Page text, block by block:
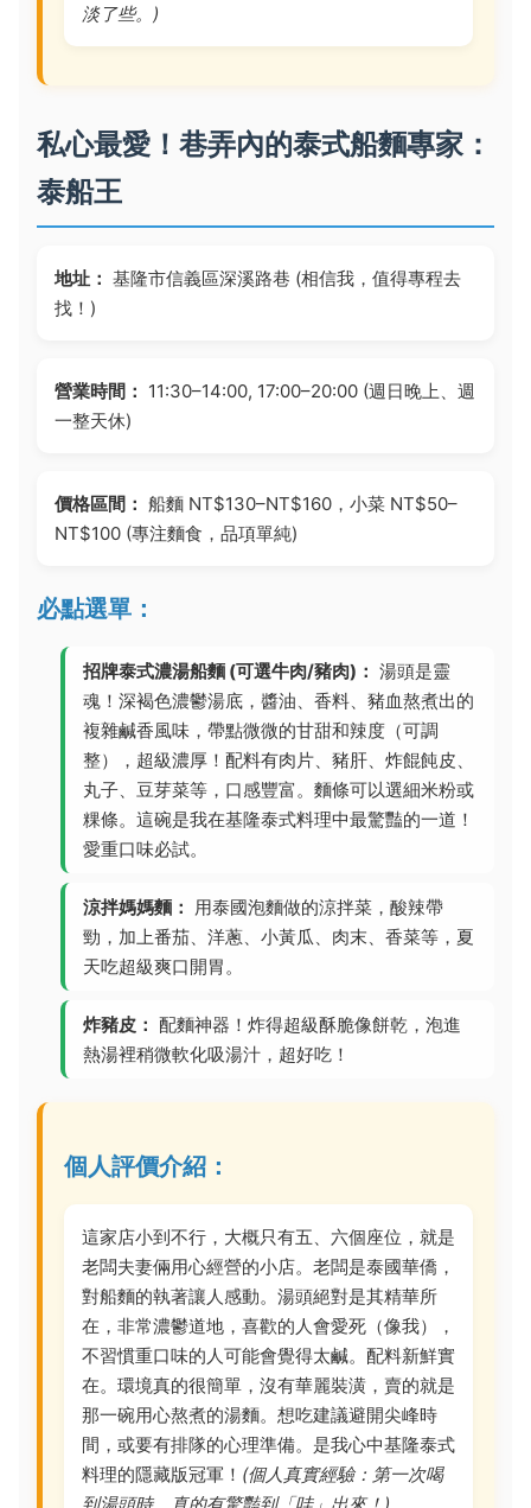
淡了些。)
私心最愛！巷弄內的泰式船麵專家：
泰船王
地址： 基隆市信義區深溪路巷 (相信我，值得專程去
找！)
營業時間： 11:30–14:00, 17:00–20:00 (週日晚上、週
一整天休)
價格區間： 船麵 NT$130–NT$160，小菜 NT$50–
NT$100 (專注麵食，品項單純)
必點選單：
招牌泰式濃湯船麵 (可選牛肉/豬肉)： 湯頭是靈
魂！深褐色濃鬱湯底，醬油、香料、豬血熬煮出的
複雜鹹香風味，帶點微微的甘甜和辣度（可調
整），超級濃厚！配料有肉片、豬肝、炸餛飩皮、
丸子、豆芽菜等，口感豐富。麵條可以選細米粉或
粿條。這碗是我在基隆泰式料理中最驚豔的一道！
愛重口味必試。
涼拌媽媽麵： 用泰國泡麵做的涼拌菜，酸辣帶
勁，加上番茄、洋蔥、小黃瓜、肉末、香菜等，夏
天吃超級爽口開胃。
炸豬皮： 配麵神器！炸得超級酥脆像餅乾，泡進
熱湯裡稍微軟化吸湯汁，超好吃！
個人評價介紹：
這家店小到不行，大概只有五、六個座位，就是
老闆夫妻倆用心經營的小店。老闆是泰國華僑，
對船麵的執著讓人感動。湯頭絕對是其精華所
在，非常濃鬱道地，喜歡的人會愛死（像我），
不習慣重口味的人可能會覺得太鹹。配料新鮮實
在。環境真的很簡單，沒有華麗裝潢，賣的就是
那一碗用心熬煮的湯麵。想吃建議避開尖峰時
間，或要有排隊的心理準備。是我心中基隆泰式
料理的隱藏版冠軍！ (個人真實經驗：第一次喝